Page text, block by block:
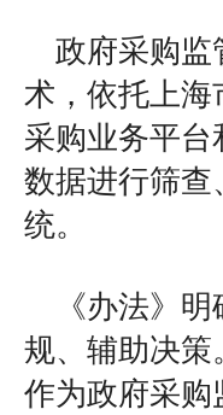
政府采购监
术，依托上海
采购业务平
数据进行筛查
统。
《办法》
规、辅助决策
作为政府采购